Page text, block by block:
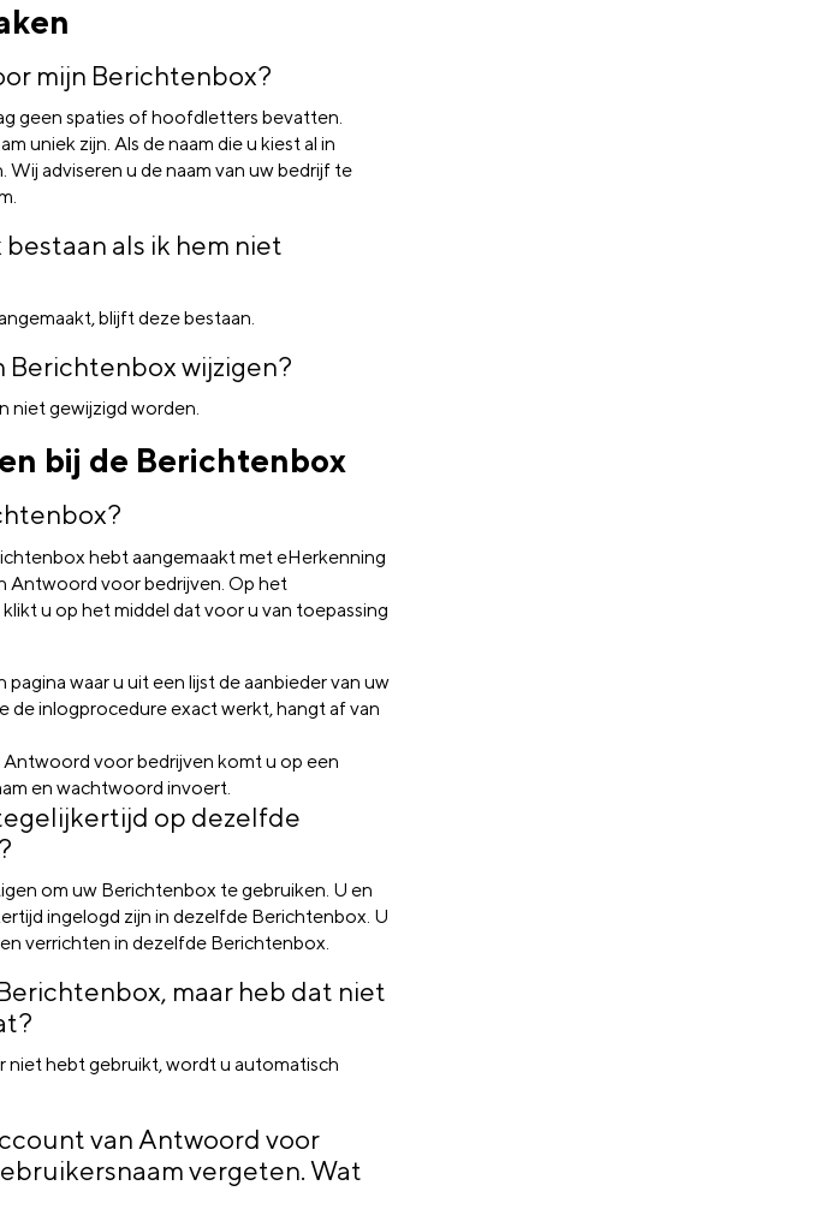
mijn Berichtenbox?
geen spaties of hoofdletters bevatten.
uniek zijn. Als de naam die u kiest al in
Wij adviseren u de naam van uw bedrijf te
als ik hem niet
blijft deze bestaan.
Berichtenbox wijzigen?
niet gewijzigd worden.
bij de Berichtenbox
hebt aangemaakt met eHerkenning
Antwoord voor bedrijven. Op het
klikt u op het middel dat voor u van toepassing
waar u uit een lijst de aanbieder van uw
de inlogprocedure exact werkt, hangt af van
voor bedrijven komt u op een
en wachtwoord invoert.
op dezelfde
om uw Berichtenbox te gebruiken. U en
ingelogd zijn in dezelfde Berichtenbox. U
verrichten in dezelfde Berichtenbox.
maar heb dat niet
niet hebt gebruikt, wordt u automatisch
van Antwoord voor
vergeten. Wat